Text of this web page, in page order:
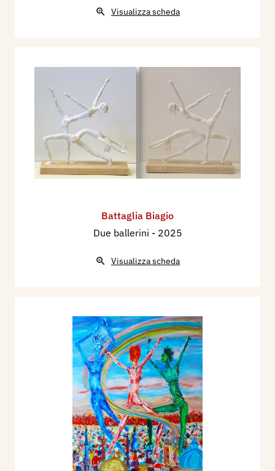
Visualizza scheda
Battaglia Biagio
Due ballerini - 2025
Visualizza scheda